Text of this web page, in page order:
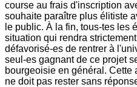
course au frais d'inscription
souhaite paraître plus élitiste
le public. À la fin, tous-tes les
situation qui rendra
défavorisé-es de rentrer à
seul-es gagnant de ce projet
bourgeoisie en général. Cette
ne doit pas rester sans